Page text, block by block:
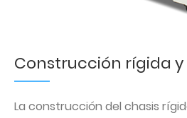
Construcción rígida
La construcción del chasis